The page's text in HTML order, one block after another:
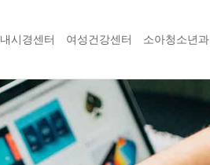
시경센터 여성건강센터 소아청소년과